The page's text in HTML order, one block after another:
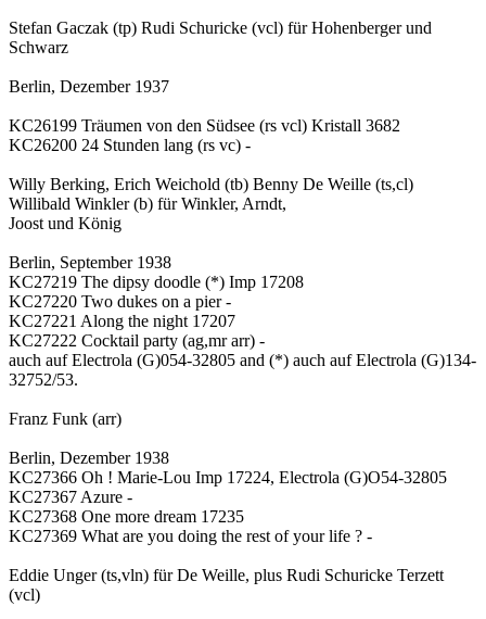
Stefan Gaczak (tp) Rudi Schuricke (vcl) für Hohenberger und
Schwarz
Berlin, Dezember 1937
KC26199 Träumen von den Südsee (rs vcl) Kristall 3682
KC26200 24 Stunden lang (rs vc) -
Willy Berking, Erich Weichold (tb) Benny De Weille (ts,cl)
Willibald Winkler (b) für Winkler, Arndt,
Joost und König
Berlin, September 1938
KC27219 The dipsy doodle (*) Imp 17208
KC27220 Two dukes on a pier -
KC27221 Along the night 17207
KC27222 Cocktail party (ag,mr arr) -
auch auf Electrola (G)054-32805 and (*) auch auf Electrola (G)134-
32752/53.
Franz Funk (arr)
Berlin, Dezember 1938
KC27366 Oh ! Marie-Lou Imp 17224, Electrola (G)O54-32805
KC27367 Azure -
KC27368 One more dream 17235
KC27369 What are you doing the rest of your life ? -
Eddie Unger (ts,vln) für De Weille, plus Rudi Schuricke Terzett
(vcl)